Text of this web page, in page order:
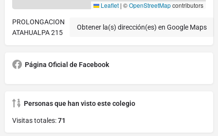
Leaflet | ©OpenStreetMapcontributors
PROLONGACION
ATAHUALPA 215
Obtener la(s) dirección(es) en Google Maps
Página Oficial de Facebook
Personas que han visto este colegio
Visitas totales:71